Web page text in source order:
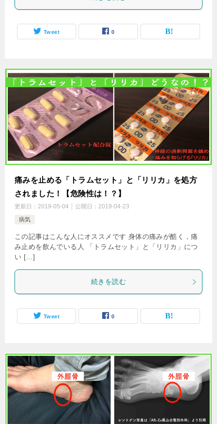
Tweet 0
痛みを止める「トラムセット」と「リリカ」を処方
されました！【危険性は！？】
更新日： 2019-05-04 公開日： 2019-04-23
病気
この記事はこんな人にオススメです 身体の痛みが酷く，痛
み止めを飲んでいる人 「トラムセット」と「リリカ」につ
い […]
続きを読む
Tweet 0